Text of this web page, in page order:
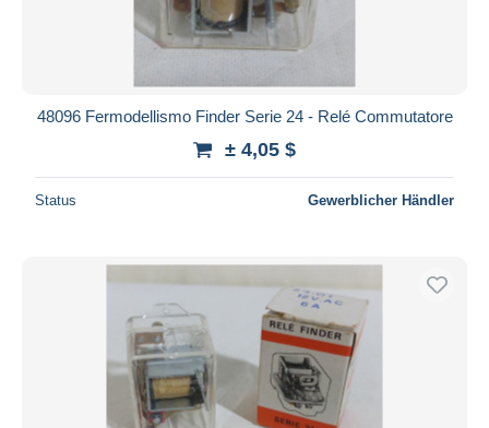
48096 Fermodellismo Finder Serie 24 - Relé Commutatore
± 4,05 $
Status Gewerblicher Händler